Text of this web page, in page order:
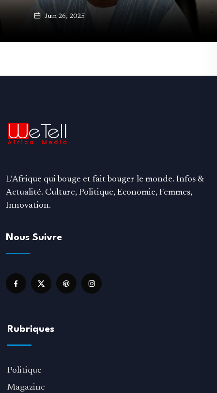
Juin 26, 2025
L’Afrique qui bouge et fait bouger le monde. Infos &
Actualité. Culture, Politique, Economie, Femmes,
Innovation.
Nous Suivre
Rubriques
Politique
Magazine